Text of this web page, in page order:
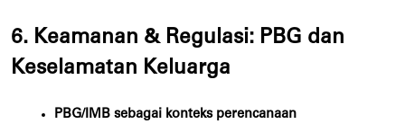
6. Keamanan & Regulasi: PBG dan
Keselamatan Keluarga
PBG/IMB sebagai konteks perencanaan